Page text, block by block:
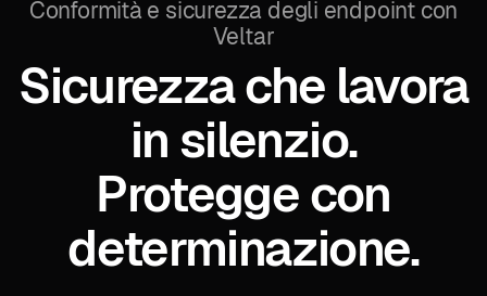
Conformità e sicurezza degli endpoint con
Veltar
Sicurezza che lavora
in silenzio.
Protegge con
determinazione.